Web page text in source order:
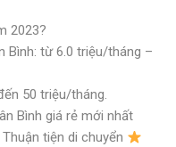
2023?
Bình: từ 6.0 triệu/tháng –
50 triệu/tháng.
Bình giá rẻ mới nhất
Thuận tiện di chuyển